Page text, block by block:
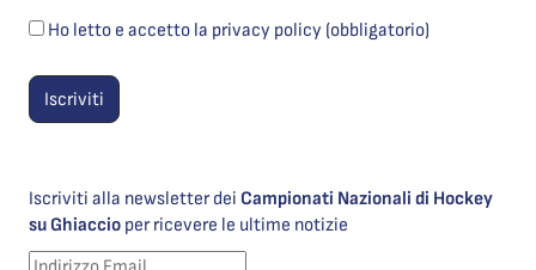
Ho letto e accetto la privacy policy (obbligatorio)
Iscriviti alla newsletter dei Campionati Nazionali di Hockey
su Ghiaccio per ricevere le ultime notizie